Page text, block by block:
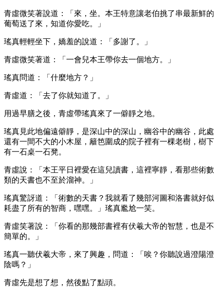
青虛微笑著說道：「來，坐。本王特意讓老伯挑了串最新鮮的
葡萄送了來，知道你愛吃。」
瑤真輕輕坐下，嬌羞的說道：「多謝了。」
青虛微笑著道：「一會兒本王帶你去一個地方。」
瑤真問道：「什麼地方？」
青虛道：「去了你就知道了。」
用過早膳之後，青虛帶瑤真來了一僻靜之地。
瑤真見此地偏遠僻靜，是深山中的深山，幽谷中的幽谷，此處
還有一間不大的小木屋，籬笆圍成的院子裡有一棵老樹，樹下
有一石桌一石凳。
青虛說：「本王平日裡愛在這兒讀書，這裡寧靜，看那些術數
類的天書也不至於溜神。」
瑤真驚訝道：「術數的天書？我就看了幾部河圖和洛書就好似
耗盡了所有的智商，嘿嘿。」瑤真尷尬一笑。
青虛笑著說：「你看的那幾部書裡有伏羲大帝的智慧，也是不
簡單的。」
瑤真一聽伏羲大帝，來了興趣，問道：「唉？你聽說過澄陽澄
陰嗎？」
青虛先是想了想，然後點了點頭。